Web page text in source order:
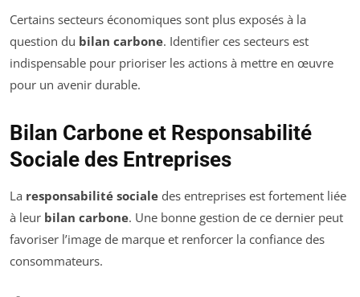
Certains secteurs économiques sont plus exposés à la
question du bilan carbone. Identifier ces secteurs est
indispensable pour prioriser les actions à mettre en œuvre
pour un avenir durable.
Bilan Carbone et Responsabilité
Sociale des Entreprises
La responsabilité sociale des entreprises est fortement liée
à leur bilan carbone. Une bonne gestion de ce dernier peut
favoriser l’image de marque et renforcer la confiance des
consommateurs.